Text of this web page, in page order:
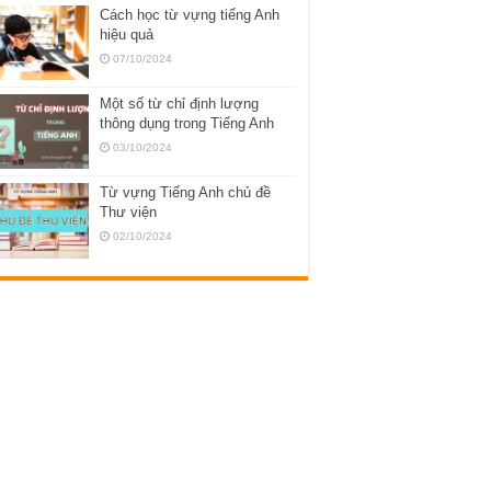
Cách học từ vựng tiếng Anh
hiệu quả
07/10/2024
Một số từ chỉ định lượng
thông dụng trong Tiếng Anh
03/10/2024
Từ vựng Tiếng Anh chủ đề
Thư viện
02/10/2024